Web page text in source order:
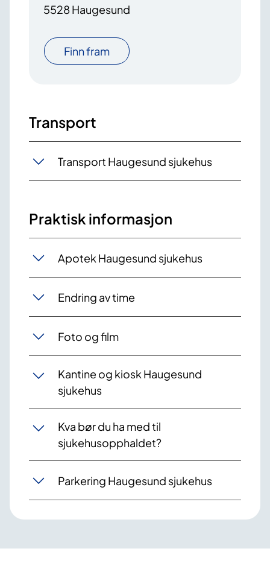
5528 Haugesund
Finn fram
Transport
Transport Haugesund sjukehus
Praktisk informasjon
Apotek Haugesund sjukehus
Endring av time
Foto og film
Kantine og kiosk Haugesund
sjukehus
Kva bør du ha med til
sjukehusopphaldet?
Parkering Haugesund sjukehus